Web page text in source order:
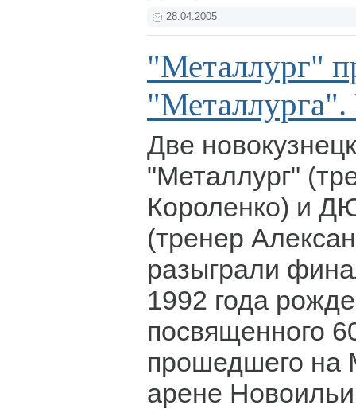
28.04.2005
"Металлург"
Две
"Металлург"
Короленко) и
(тренер
разыграли
1992 года
посвященного
прошедшего на
арене